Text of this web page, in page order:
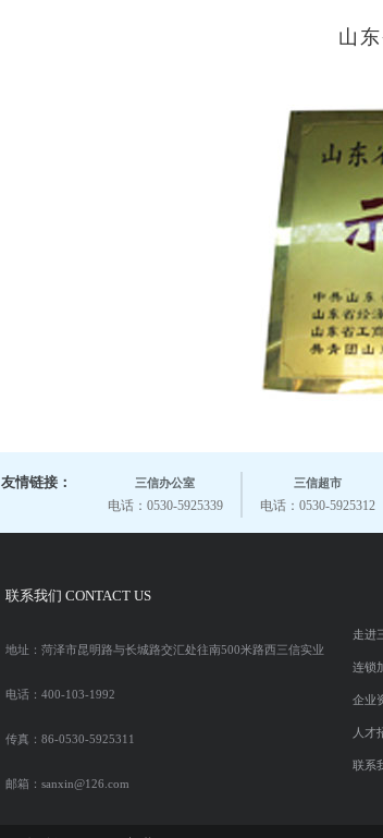
山
友情链接： 三信办公室
电话：0530-5925339
三信超市
电话：0530-5925312
联系我们 CONTACT US
地址：菏泽市昆明路与长城路交汇处往南500米路西三信实业
电话：400-103-1992
传真：86-0530-5925311
邮箱：sanxin@126.com
走进
连锁
企业
人才
联系